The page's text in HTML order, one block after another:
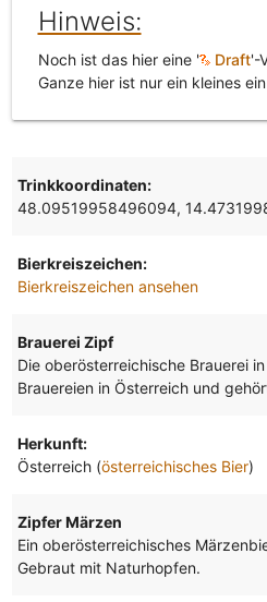
Hinweis:
Noch ist das hier eine ' Draft'-
Ganze hier ist nur ein kleines
Trinkkoordinaten:
48.09519958496094,
Bierkreiszeichen:
Bierkreiszeichen ansehen
Brauerei Zipf
Die oberösterreichische Brauerei
Brauereien in Österreich und
Herkunft:
Österreich (österreichisches Bier)
Zipfer Märzen
Ein oberösterreichisches
Gebraut mit Naturhopfen.